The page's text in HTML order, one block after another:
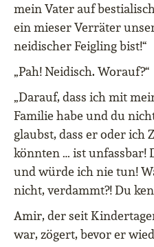
mein Vater auf
ein mieser Verräter
neidischer Feigling bist!“
„Pah! Neidisch. Worauf?“
„Darauf, dass ich mit
Familie habe und du
glaubst, dass er oder ich
könnten … ist unfassbar!
und würde ich nie tun!
nicht, verdammt?! Du
Amir, der seit
war, zögert, bevor er